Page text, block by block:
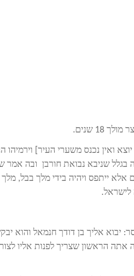
שנים.
ואין נכנס משערי העיר]
שניבא נבואת חורבן ובה אמר
אלא ייתפס ויהיה בידי מלך בבל,
לישראל.
יבוא אליך בן דודך חנמאל והוא
אתה הראשון שצריך לפנות אליו